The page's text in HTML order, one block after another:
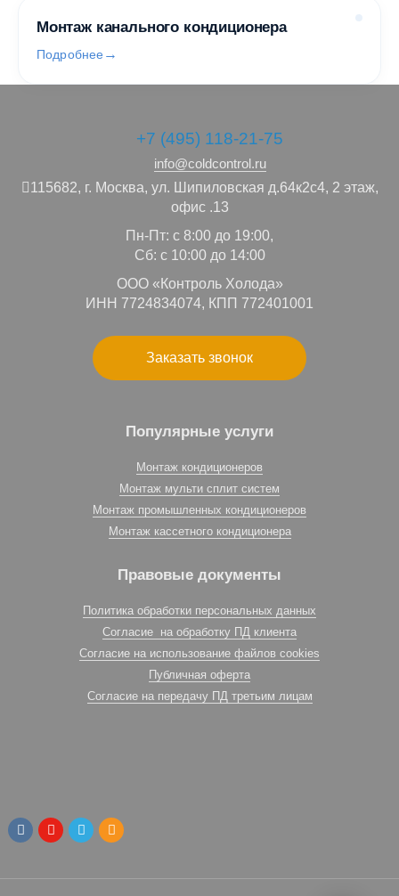
Монтаж канального кондиционера
Подробнее
+7 (495) 118-21-75
info@coldcontrol.ru
115682, г. Москва, ул. Шипиловская д.64к2с4, 2 этаж,
офис .13
Пн-Пт: с 8:00 до 19:00,
Сб: с 10:00 до 14:00
ООО «Контроль Холода»
ИНН 7724834074, КПП 772401001
Заказать звонок
Популярные услуги
Монтаж кондиционеров
Монтаж мульти сплит систем
Монтаж промышленных кондиционеров
Монтаж кассетного кондиционера
Правовые документы
Политика обработки персональных данных
Согласие на обработку ПД клиента
Согласие на использование файлов cookies
Публичная оферта
Согласие на передачу ПД третьим лицам